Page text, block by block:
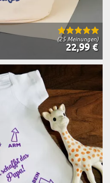
(25 Meinungen)
22,99 €